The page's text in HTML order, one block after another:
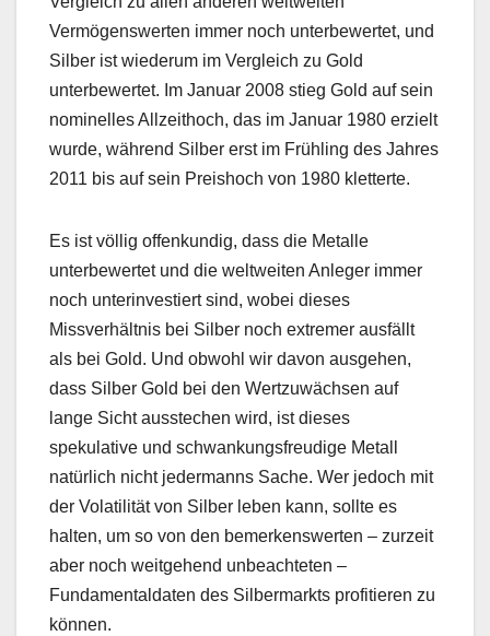
Vermögenswerten immer noch unterbewertet, und
Silber ist wiederum im Vergleich zu Gold
unterbewertet. Im Januar 2008 stieg Gold auf sein
nominelles Allzeithoch, das im Januar 1980 erzielt
wurde, während Silber erst im Frühling des Jahres
2011 bis auf sein Preishoch von 1980 kletterte.
Es ist völlig offenkundig, dass die Metalle
unterbewertet und die weltweiten Anleger immer
noch unterinvestiert sind, wobei dieses
Missverhältnis bei Silber noch extremer ausfällt
als bei Gold. Und obwohl wir davon ausgehen,
dass Silber Gold bei den Wertzuwächsen auf
lange Sicht ausstechen wird, ist dieses
spekulative und schwankungsfreudige Metall
natürlich nicht jedermanns Sache. Wer jedoch mit
der Volatilität von Silber leben kann, sollte es
halten, um so von den bemerkenswerten – zurzeit
aber noch weitgehend unbeachteten –
Fundamentaldaten des Silbermarkts profitieren zu
können.